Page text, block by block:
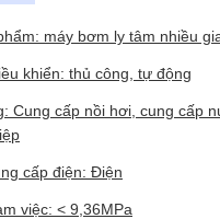
máy bơm ly tâm nhiều
khiển: thủ công, tự động
Cung cấp nồi hơi, cung cấp
cấp điện: Điện
việc: < 9,36MPa